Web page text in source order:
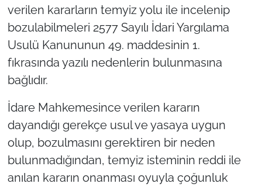
verilen kararların temyiz yolu ile incelenip
bozulabilmeleri 2577 Sayılı İdari Yargılama
Usulü Kanununun 49. maddesinin 1.
fıkrasında yazılı nedenlerin bulunmasına
bağlıdır.
İdare Mahkemesince verilen kararın
dayandığı gerekçe usul ve yasaya uygun
olup, bozulmasını gerektiren bir neden
bulunmadığından, temyiz isteminin reddi ile
anılan kararın onanması oyuyla çoğunluk